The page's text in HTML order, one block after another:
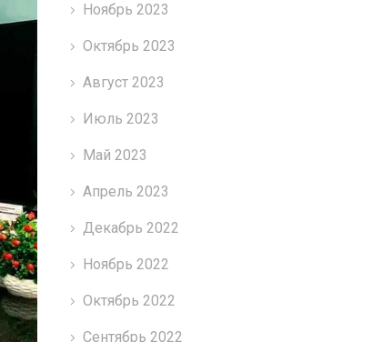
Ноябрь 2023
Октябрь 2023
Август 2023
Июль 2023
Май 2023
Апрель 2023
Декабрь 2022
Ноябрь 2022
Октябрь 2022
Сентябрь 2022